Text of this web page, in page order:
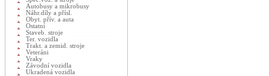
Autobusy a mikrobusy
Náhr.díly a přísl.
Obyt. přív. a auta
Ostatní
Staveb. stroje
Ter. vozidla
Trakt. a zemid. stroje
Veteráni
Vraky
Závodní vozidla
Ukradená vozidla